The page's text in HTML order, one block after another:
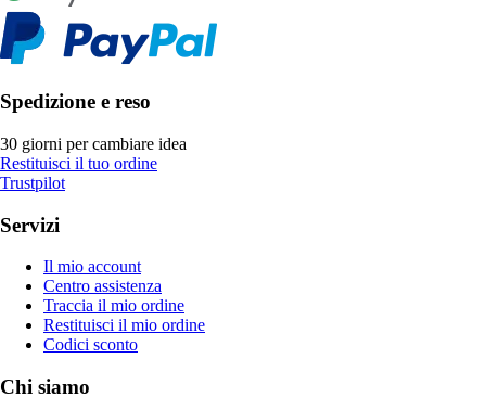
Spedizione e reso
30 giorni per cambiare idea
Restituisci il tuo ordine
Trustpilot
Servizi
Il mio account
Centro assistenza
Traccia il mio ordine
Restituisci il mio ordine
Codici sconto
Chi siamo